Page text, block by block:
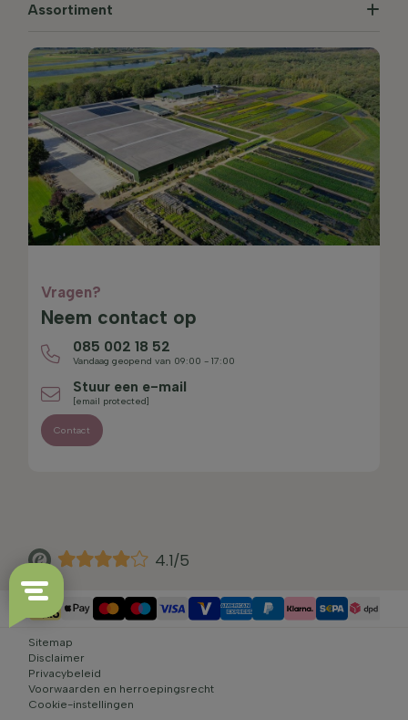
Assortiment
Vragen?
Neem contact op
085 002 18 52
Vandaag geopend van 09:00 - 17:00
Stuur een e-mail
[email protected]
Contact
4.1/5
Sitemap
Disclaimer
Privacybeleid
Voorwaarden en herroepingsrecht
Cookie-instellingen